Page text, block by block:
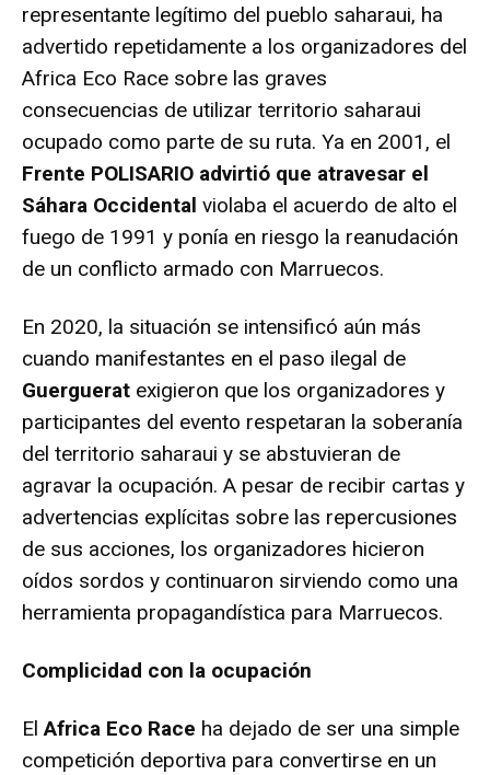
representante legítimo del pueblo saharaui, ha
advertido repetidamente a los organizadores del
Africa Eco Race sobre las graves
consecuencias de utilizar territorio saharaui
ocupado como parte de su ruta. Ya en 2001, el
Frente POLISARIO advirtió que atravesar el
Sáhara Occidental violaba el acuerdo de alto el
fuego de 1991 y ponía en riesgo la reanudación
de un conflicto armado con Marruecos.
En 2020, la situación se intensificó aún más
cuando manifestantes en el paso ilegal de
Guerguerat exigieron que los organizadores y
participantes del evento respetaran la soberanía
del territorio saharaui y se abstuvieran de
agravar la ocupación. A pesar de recibir cartas y
advertencias explícitas sobre las repercusiones
de sus acciones, los organizadores hicieron
oídos sordos y continuaron sirviendo como una
herramienta propagandística para Marruecos.
Complicidad con la ocupación
El Africa Eco Race ha dejado de ser una simple
competición deportiva para convertirse en un